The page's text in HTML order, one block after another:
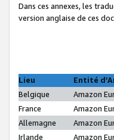
Dans ces annexes, les
version anglaise de ces
Lieu
Entité
Belgique
Amazon
France
Amazon
Allemagne
Amazon
Irlande
Amazon